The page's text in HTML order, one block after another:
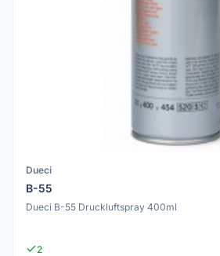
Dueci
B-55
Dueci B-55 Druckluftspray 400ml
2